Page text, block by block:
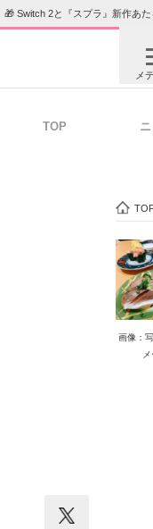
🎁 Switch 2と『スプラ』新作あ
メ
TOP
画像：